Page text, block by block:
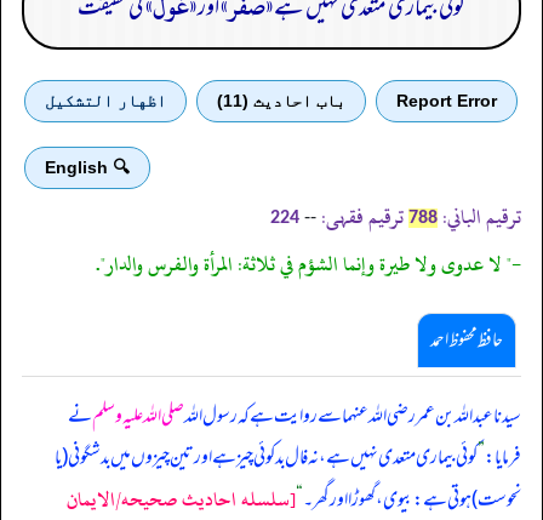
Report Error باب احادیث (11) اظهار التشكيل
🔍 English
ترقیم الباني: 788 ترقیم فقہی: --
224
-" لا عدوى ولا طيرة وإنما الشؤم في ثلاثة: المرأة والفرس والدار".
حافظ محفوظ احمد
سیدنا عبداللہ بن عمر رضی اللہ عنہما سے روایت ہے کہ رسول اللہصلی اللہ علیہ وسلمنے
فرمایا:”کوئی بیماری متعدی نہیں ہے، نہ فال بد کوئی چیز ہے اور تین چیزوں میں بدشگونی (یا
نحوست) ہوتی ہے: بیوی، گھوڑا اور گھر۔“[سلسله احاديث صحيحه/الايمان